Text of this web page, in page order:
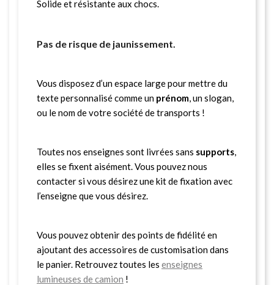
Solide et résistante aux chocs.
Pas de risque de jaunissement.
Vous disposez d’un espace large pour mettre du
texte personnalisé comme un prénom , un slogan,
ou le nom de votre société de transports !
Toutes nos enseignes sont livrées sans supports
elles se fixent aisément. Vous pouvez nous
contacter si vous désirez une kit de fixation avec
l’enseigne que vous désirez.
Vous pouvez obtenir des points de fidélité en
ajoutant des accessoires de customisation dans
le panier. Retrouvez toutes les enseignes
lumineuses de camion !